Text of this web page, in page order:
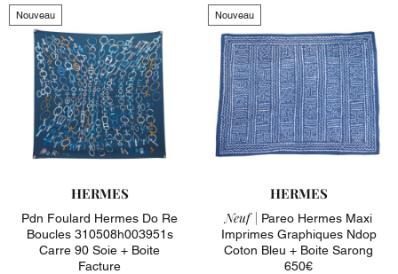
Nouveau
HERMES
Pdn Foulard Hermes Do Re
Boucles 310508h003951s
Carre 90 Soie + Boite
Facture
Nouveau
HERMES
Neuf | Pareo Hermes Maxi
Imprimes Graphiques Ndop
Coton Bleu + Boite Sarong
650€